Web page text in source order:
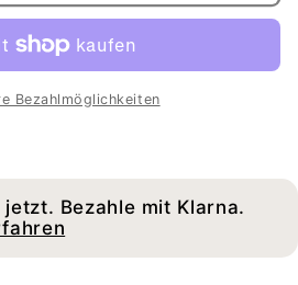
Bezahlmöglichkeiten
jetzt. Bezahle mit Klarna.